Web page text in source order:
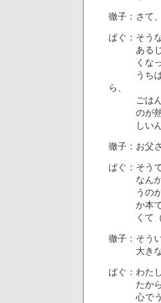
徹子：さて
ぱぐ：そう
あるじゃ
くなった
うちは両
ら、
ごはんを
のが熱烈
しいん
徹子：お父
ぱぐ：そう
なんか贅
うのが一
か本でい
くて（
徹子：そう
大きな要
ぱぐ：わた
たからね
心でうち